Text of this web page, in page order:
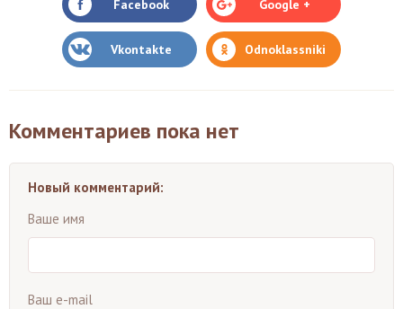
Facebook Google +
Vkontakte Odnoklassniki
Комментариев пока нет
Новый комментарий:
Ваше имя
Ваш e-mail